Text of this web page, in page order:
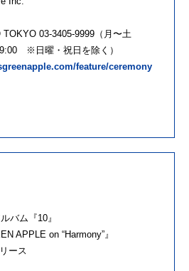
03-3405-9999（月〜土
※日曜・祝日を除く）
feature/ceremony
バム『10』
APPLE on “Harmony”』
ース